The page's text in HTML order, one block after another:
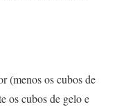
(menos os cubos de
os cubos de gelo e